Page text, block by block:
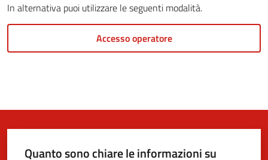
line
Tutti
In alternativa puoi utilizzare le seguenti modalità.
Accesso operatore
Quanto sono chiare le informazioni su